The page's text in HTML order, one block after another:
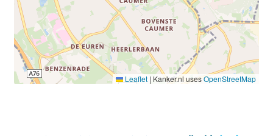
Leaflet | Kanker.nl usesOpenStreetMap